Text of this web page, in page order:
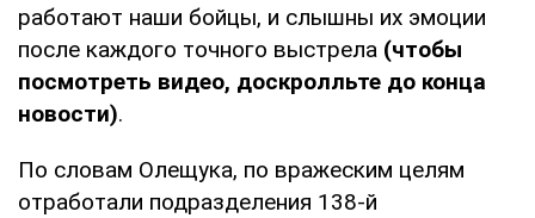
работают наши бойцы, и слышны их эмоции
после каждого точного выстрела (чтобы
посмотреть видео, доскролльте до конца
новости).
По словам Олещука, по вражеским целям
отработали подразделения 138-й